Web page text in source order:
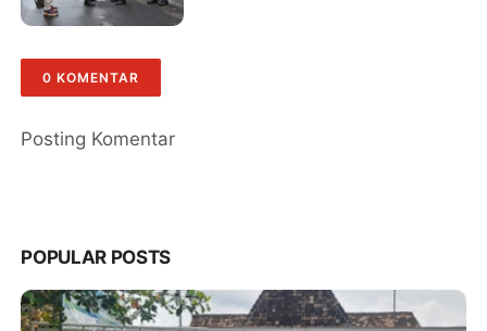
0 KOMENTAR
Posting Komentar
POPULAR POSTS